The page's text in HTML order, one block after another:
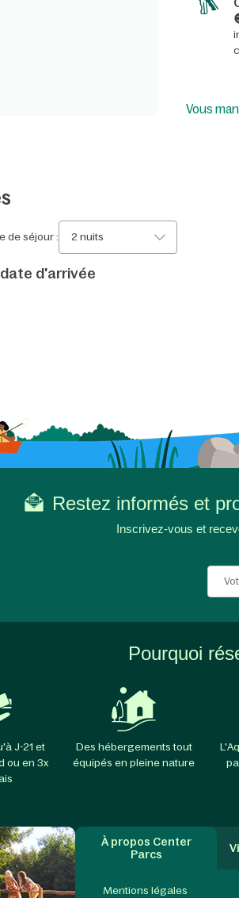
Vous
de séjour : 2 nuits
d'arrivée
Restez informés et
Inscrivez-vous et
Pourquoi
J-21 et
ou en 3x
Des hébergements tout
équipés en pleine nature
À propos Center
Parcs
Mentions légales